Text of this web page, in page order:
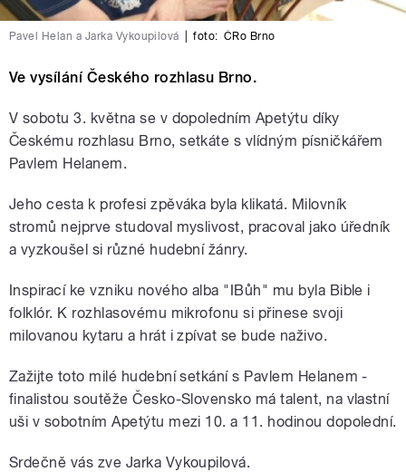
Pavel Helan a Jarka Vykoupilová foto: ČRo Brno
Ve vysílání Českého rozhlasu Brno.
V sobotu 3. května se v dopoledním Apetýtu díky
Českému rozhlasu Brno, setkáte s vlídným písničkářem
Pavlem Helanem.
Jeho cesta k profesi zpěváka byla klikatá. Milovník
stromů nejprve studoval myslivost, pracoval jako úředník
a vyzkoušel si různé hudební žánry.
Inspirací ke vzniku nového alba "IBůh" mu byla Bible i
folklór. K rozhlasovému mikrofonu si přinese svoji
milovanou kytaru a hrát i zpívat se bude naživo.
Zažijte toto milé hudební setkání s Pavlem Helanem -
finalistou soutěže Česko-Slovensko má talent, na vlastní
uši v sobotním Apetýtu mezi 10. a 11. hodinou dopolední.
Srdečně vás zve Jarka Vykoupilová.